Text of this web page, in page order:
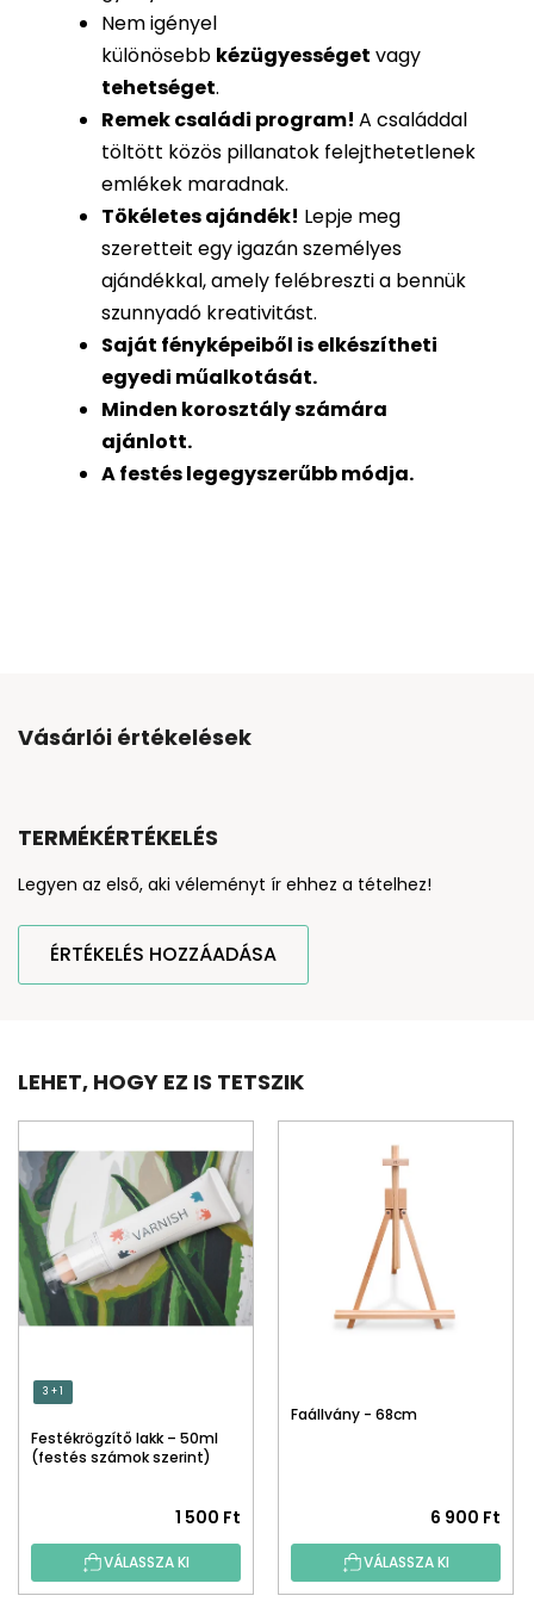
Nem igényel
különösebb kézügyességet vagy
tehetséget.
Remek családi program! A családdal
töltött közös pillanatok felejthetetlenek
emlékek maradnak.
Tökéletes ajándék! Lepje meg
szeretteit egy igazán személyes
ajándékkal, amely felébreszti a bennük
szunnyadó kreativitást.
Saját fényképeiből iselkészítheti
egyedi műalkotását.
Minden korosztály számára
ajánlott.
A festés legegyszerűbb módja.
Vásárlói értékelések
TERMÉKÉRTÉKELÉS
Legyen az első, aki véleményt ír ehhez a tételhez!
ÉRTÉKELÉS HOZZÁADÁSA
LEHET, HOGY EZ IS TETSZIK
3 + 1
Festékrögzítő lakk – 50ml
(festés számok szerint)
1 500 Ft
VÁLASSZA KI
Faállvány - 68cm
6 900 Ft
VÁLASSZA KI